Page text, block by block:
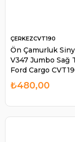
Ön Çamurluk
V347 Jumbo Sağ
Ford Cargo
YC1513B376BB |
CVT190
ÇERKEZCVT190
₺480,00